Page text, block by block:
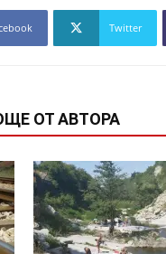
Twitter
ОТ АВТОРА